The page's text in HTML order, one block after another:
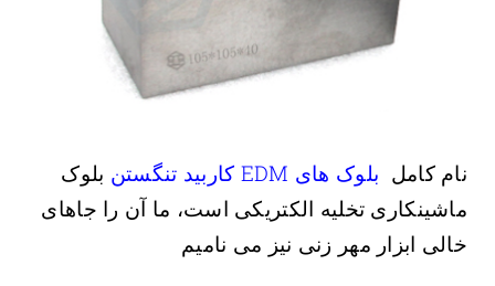
نام کامل بلوک های EDM کاربید تنگستن
بلوک
ماشینکاری تخلیه الکتریکی است، ما آن را جاهای
خالی ابزار مهر زنی نیز می نامیم